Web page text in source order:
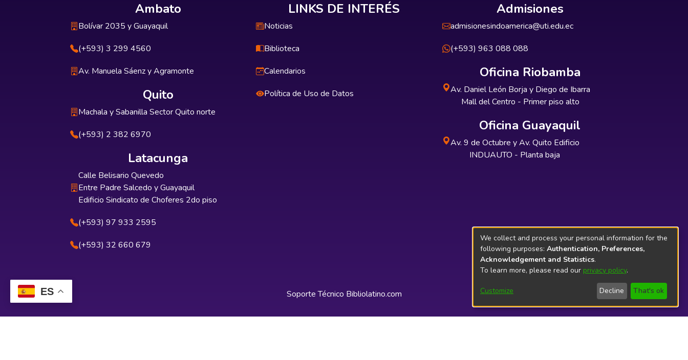
ES
Ambato
Bolívar 2035 y Guayaquil
(+593) 3 299 4560
Av. Manuela Sáenz y Agramonte
Quito
Machala y Sabanilla Sector Quito norte
(+593) 2 382 6970
Latacunga
Calle Belisario Quevedo
Entre Padre Salcedo y Guayaquil
Edificio Sindicato de Choferes 2do piso
(+593) 97 933 2595
(+593) 32 660 679
LINKS DE INTERÉS
Noticias
Biblioteca
Calendarios
Política de Uso de Datos
Admisiones
admisionesindoamerica@uti.edu.ec
(+593) 963 088 088
Oficina Riobamba
Av. Daniel León Borja y Diego de Ibarra
Mall del Centro - Primer piso alto
Oficina Guayaquil
Av. 9 de Octubre y Av. Quito Edificio
INDUAUTO - Planta baja
Soporte Técnico Bibliolatino.com
We collect and process your personal information for the
following purposes: Authentication, Preferences,
Acknowledgement and Statistics.
To learn more, please read our privacy policy.
Customize Decline That's ok